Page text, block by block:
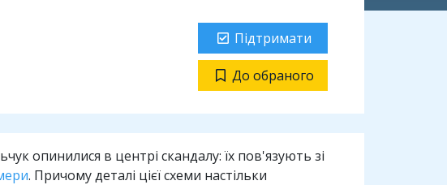
Підтримати
До обраного
опинилися в центрі скандалу: їх пов'язують зі
. Причому деталі цієї схеми настільки